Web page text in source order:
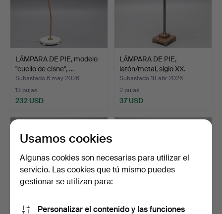
LÁMPARA DE PIE, modelo
"cuello de cisne", …
Subastado 6 may 2026
13 pujas
232 USD
LÁMPARA DE PIE,
latón/metal, siglo XX.
Subastado 18 abr 2026
2 pujas
37 USD
Usamos cookies
Algunas cookies son necesarias para utilizar el
servicio. Las cookies que tú mismo puedes
gestionar se utilizan para:
Personalizar el contenido y las funciones